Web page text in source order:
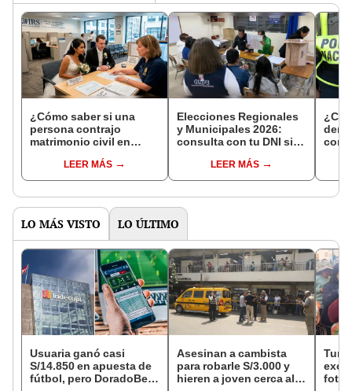
¿Cómo saber si una
persona contrajo
matrimonio civil en
LEER MÁS
Elecciones Regionales
y Municipales 2026:
consulta con tu DNI si
de mesa para este 4 de
octubre en el link oficial
LEER MÁS
con
LO MÁS VISTO LO ÚLTIMO
Usuaria ganó casi
S/14.850 en apuesta de
fútbol, pero DoradoBet
Asesinan a cambista
para robarle S/3.000 y
hieren a joven cerca al